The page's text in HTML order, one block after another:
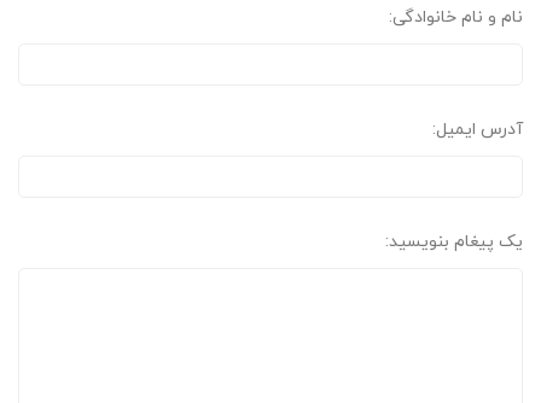
نام و نام خانوادگی:
آدرس ایمیل:
یک پیغام بنویسید: